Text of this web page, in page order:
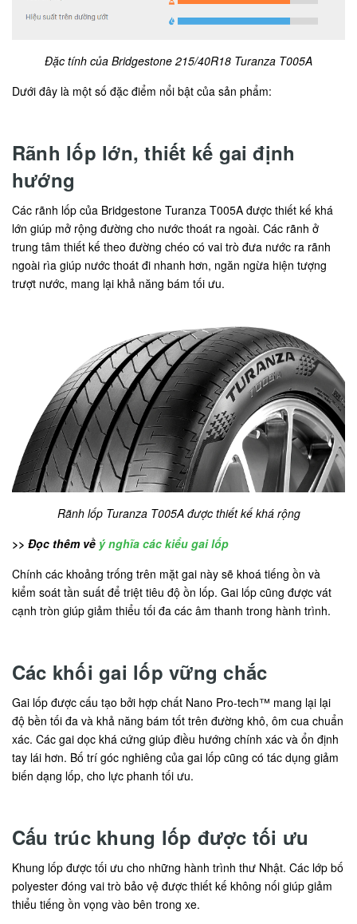
Đặc tính của Bridgestone 215/40R18 Turanza T005A
Dưới đây là một số đặc điểm nổi bật của sản phẩm:
Rãnh lốp lớn, thiết kế gai định
hướng
Các rãnh lốp của Bridgestone Turanza T005A được thiết kế khá
lớn giúp mở rộng đường cho nước thoát ra ngoài. Các rãnh ở
trung tâm thiết kế theo đường chéo có vai trò đưa nước ra rãnh
ngoài rìa giúp nước thoát đi nhanh hơn, ngăn ngừa hiện tượng
trượt nước, mang lại khả năng bám tối ưu.
Rãnh lốp Turanza T005A được thiết kế khá rộng
>> Đọc thêm về ý nghĩa các kiểu gai lốp
Chính các khoảng trống trên mặt gai này sẽ khoá tiếng ồn và
kiểm soát tần suất để triệt tiêu độ ồn lốp. Gai lốp cũng được vát
cạnh tròn giúp giảm thiểu tối đa các âm thanh trong hành trình.
Các khối gai lốp vững chắc
Gai lốp được cấu tạo bởi hợp chất Nano Pro-tech™ mang lại lại
độ bền tối đa và khả năng bám tốt trên đường khô, ôm cua chuẩn
xác. Các gai dọc khá cứng giúp điều hướng chính xác và ổn định
tay lái hơn. Bố trí góc nghiêng của gai lốp cũng có tác dụng giảm
biến dạng lốp, cho lực phanh tối ưu.
Cấu trúc khung lốp được tối ưu
Khung lốp được tối ưu cho những hành trình thư Nhật. Các lớp bố
polyester đóng vai trò bảo vệ được thiết kế không nối giúp giảm
thiểu tiếng ồn vọng vào bên trong xe.